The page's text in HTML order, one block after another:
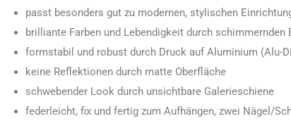
passt besonders gut zu modernen, stylischen
brilliante Farben und Lebendigkeit durch schimmernden
formstabil und robust durch Druck auf Aluminium (Alu-
keine Reflektionen durch matte Oberfläche
schwebender Look durch unsichtbare Galerieschiene
federleicht, fix und fertig zum Aufhängen, zwei Nägel/